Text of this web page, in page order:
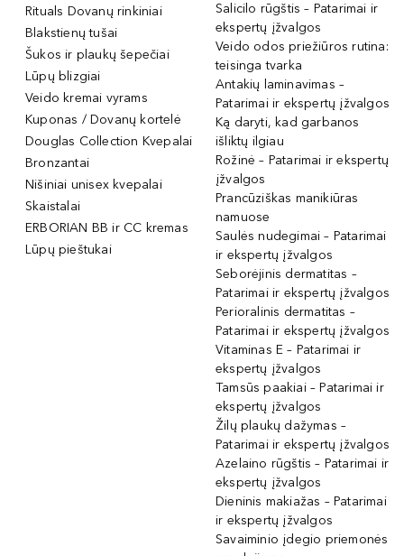
Rituals Dovanų rinkiniai
Blakstienų tušai
Šukos ir plaukų šepečiai
Lūpų blizgiai
Veido kremai vyrams
Kuponas / Dovanų kortelė
Douglas Collection Kvepalai
Bronzantai
Nišiniai unisex kvepalai
Skaistalai
ERBORIAN BB ir CC kremas
Lūpų pieštukai
Salicilo rūgštis – Patarimai ir
ekspertų įžvalgos
Veido odos priežiūros rutina:
teisinga tvarka
Antakių laminavimas –
Patarimai ir ekspertų įžvalgos
Ką daryti, kad garbanos
išliktų ilgiau
Rožinė – Patarimai ir ekspertų
įžvalgos
Prancūziškas manikiūras
namuose
Saulės nudegimai – Patarimai
ir ekspertų įžvalgos
Seborėjinis dermatitas –
Patarimai ir ekspertų įžvalgos
Perioralinis dermatitas –
Patarimai ir ekspertų įžvalgos
Vitaminas E – Patarimai ir
ekspertų įžvalgos
Tamsūs paakiai – Patarimai ir
ekspertų įžvalgos
Žilų plaukų dažymas –
Patarimai ir ekspertų įžvalgos
Azelaino rūgštis – Patarimai ir
ekspertų įžvalgos
Dieninis makiažas – Patarimai
ir ekspertų įžvalgos
Savaiminio įdegio priemonės